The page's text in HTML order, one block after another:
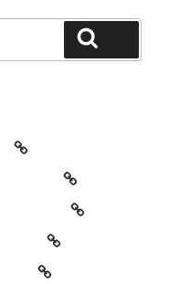
について
のご案内
ール